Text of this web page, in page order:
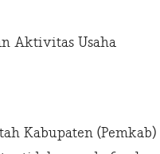
Aktivitas Usaha
Kabupaten